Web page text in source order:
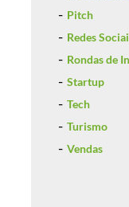
Pitch
Redes
Rondas de
Startup
Tech
Turismo
Vendas